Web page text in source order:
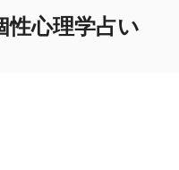
性心理学占い